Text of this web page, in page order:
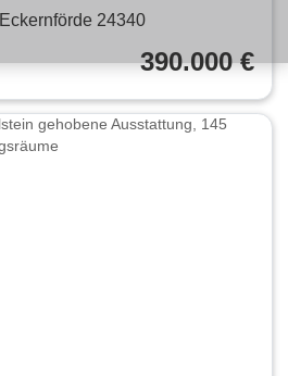
Eckernförde 24340
390.000 €